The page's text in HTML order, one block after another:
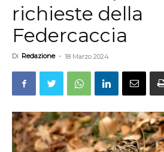
richieste della
Federcaccia
Di Redazione - 18 Marzo 2024